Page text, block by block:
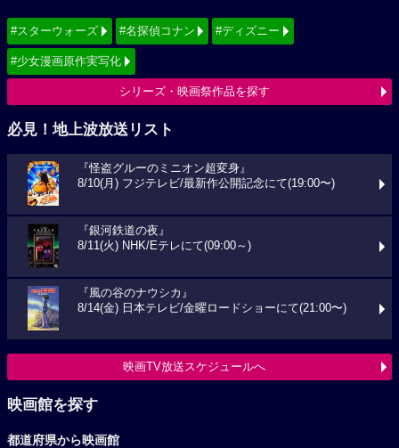
#スターウォーズ #名探偵コナン #ディズニー
#少女漫画原作実写化
シリーズ・映画祭作品を探す
必見！地上波放送リスト
『怪盗グルーのミニオン超変身』
8/10(月) フジテレビ/最新作公開記念にて(19:00〜)
『銀河鉄道の夜』
8/11(火) NHK/Eテレにて(09:00～)
『風の谷のナウシカ』
8/14(金) 日本テレビ/金曜ロードショーにて(21:00〜)
映画TV放送スケジュールへ
映画館を探す
都道府県から映画館